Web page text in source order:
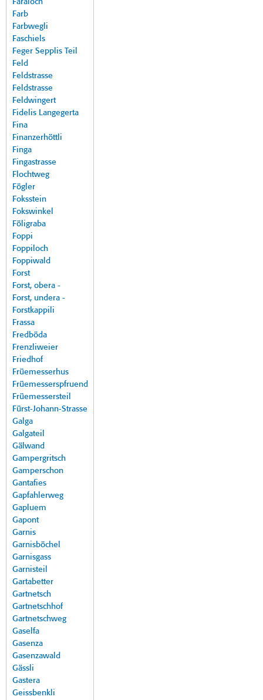
Faraloch
Farb
Farbwegli
Faschiels
Feger Sepplis Teil
Feld
Feldstrasse
Feldstrasse
Feldwingert
Fidelis Langegerta
Fina
Finanzerhöttli
Finga
Fingastrasse
Flochtweg
Fögler
Foksstein
Fokswinkel
Föligraba
Foppi
Foppiloch
Foppiwald
Forst
Forst, obera -
Forst, undera -
Forstkappili
Frassa
Fredböda
Frenzliweier
Friedhof
Früemesserhus
Früemesserspfruend
Früemessersteil
Fürst-Johann-Strasse
Galga
Galgateil
Gälwand
Gampergritsch
Gamperschon
Gantafies
Gapfahlerweg
Gapluem
Gapont
Garnis
Garnisböchel
Garnisgass
Garnisteil
Gartabetter
Gartnetsch
Gartnetschhof
Gartnetschweg
Gaselfa
Gasenza
Gasenzawald
Gässli
Gastera
Geissbenkli